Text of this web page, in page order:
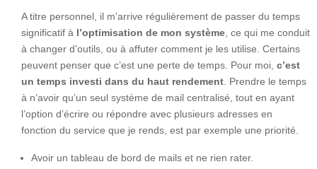
A titre personnel, il m’arrive régulièrement de passer du temps
significatif à l’optimisation de mon système , ce qui me conduit
à changer d’outils, ou à affuter comment je les utilise. Certains
peuvent penser que c’est une perte de temps. Pour moi, c’est
un temps investi dans du haut rendement . Prendre le temps
à n’avoir qu’un seul système de mail centralisé, tout en ayant
l’option d’écrire ou répondre avec plusieurs adresses en
fonction du service que je rends, est par exemple une priorité.
Avoir un tableau de bord de mails et ne rien rater.